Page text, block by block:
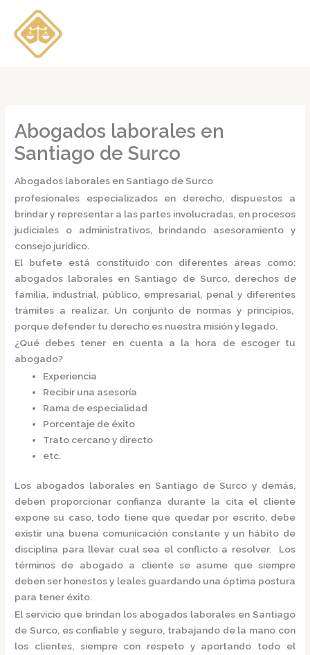
contenido
Abogados laborales en
Santiago de Surco
Abogados laborales en Santiago de Surco
profesionales especializados en derecho, dispuestos a
brindar y representar a las partes involucradas, en procesos
judiciales o administrativos, brindando asesoramiento y
consejo jurídico.
El bufete está constituido con diferentes áreas como:
abogados laborales en Santiago de Surco, derechos de
familia, industrial, público, empresarial, penal y diferentes
trámites a realizar. Un conjunto de normas y principios,
porque defender tu derecho es nuestra misión y legado.
¿Qué debes tener en cuenta a la hora de escoger tu
abogado?
Experiencia
Recibir una asesoría
Rama de especialidad
Porcentaje de éxito
Trato cercano y directo
etc.
Los abogados laborales en Santiago de Surcoy demás,
deben proporcionar confianza durante la cita el cliente
expone su caso, todo tiene que quedar por escrito, debe
existir una buena comunicación constante y un hábito de
disciplina para llevar cual sea el conflicto a resolver. Los
términos de abogado a cliente se asume que siempre
deben ser honestos y leales guardando una óptima postura
para tener éxito.
El servicio que brindan los abogados laborales en Santiago
de Surco, es confiable y seguro, trabajando de la mano con
los clientes, siempre con respeto y aportando todo el